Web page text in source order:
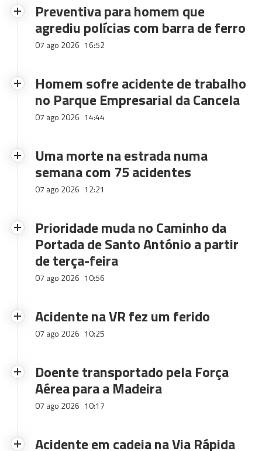
Preventiva para homem que
agrediu polícias com barra de ferro
07 ago 2026 16:52
Homem sofre acidente de trabalho
no Parque Empresarial da Cancela
07 ago 2026 14:44
Uma morte na estrada numa
semana com 75 acidentes
07 ago 2026 12:21
Prioridade muda no Caminho da
Portada de Santo António a partir
de terça-feira
07 ago 2026 10:56
Acidente na VR fez um ferido
07 ago 2026 10:25
Doente transportado pela Força
Aérea para a Madeira
07 ago 2026 10:17
Acidente em cadeia na Via Rápida